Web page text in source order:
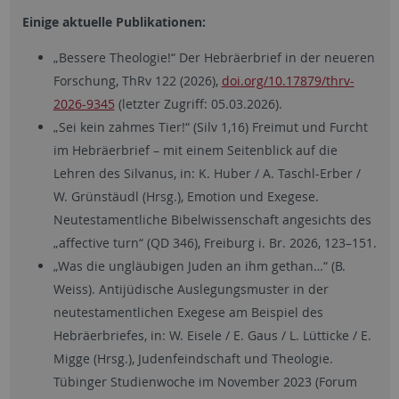
Einige aktuelle Publikationen:
„Bessere Theologie!“ Der Hebräerbrief in der neueren
Forschung, ThRv 122 (2026), doi.org/10.17879/thrv-
2026-9345 (letzter Zugriff: 05.03.2026).
„Sei kein zahmes Tier!“ (Silv 1,16) Freimut und Furcht
im Hebräerbrief – mit einem Seitenblick auf die
Lehren des Silvanus, in: K. Huber / A. Taschl-Erber /
W. Grünstäudl (Hrsg.), Emotion und Exegese.
Neutestamentliche Bibelwissenschaft angesichts des
„affective turn“ (QD 346), Freiburg i. Br. 2026, 123–151.
„Was die ungläubigen Juden an ihm gethan…“ (B.
Weiss). Antijüdische Auslegungsmuster in der
neutestamentlichen Exegese am Beispiel des
Hebräerbriefes, in: W. Eisele / E. Gaus / L. Lütticke / E.
Migge (Hrsg.), Judenfeindschaft und Theologie.
Tübinger Studienwoche im November 2023 (Forum